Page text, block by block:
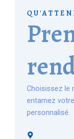
Choisissez le
entamez
personnalisé.